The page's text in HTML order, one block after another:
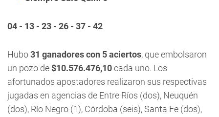
04 - 13 - 23 - 26 - 37 - 42
Hubo31 ganadores con 5 aciertos, que embolsaron
un pozo de $10.576.476,10cada uno. Los
afortunados apostadores realizaron sus respectivas
jugadas en agencias de Entre Ríos (dos), Neuquén
(dos), Río Negro (1), Córdoba (seis), Santa Fe (dos),